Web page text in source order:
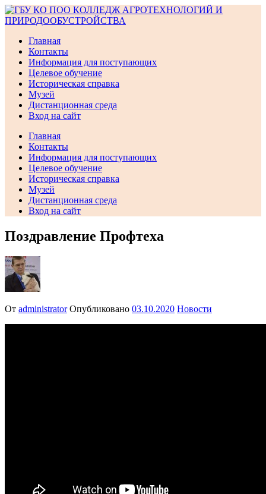
Перейти
к
Главная
Контакты
Информация для поступающих
Целевое обучение
Историческая справка
Музей
Дистанционная среда
Вход на сайт
Главная
Контакты
Информация для поступающих
Целевое обучение
Историческая справка
Музей
Дистанционная среда
Вход на сайт
Поздравление Профтеха
От administrator Опубликовано 03.10.2020 Новости